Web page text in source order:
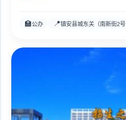
🏫公办 📍镇安县城东关（南新街2号